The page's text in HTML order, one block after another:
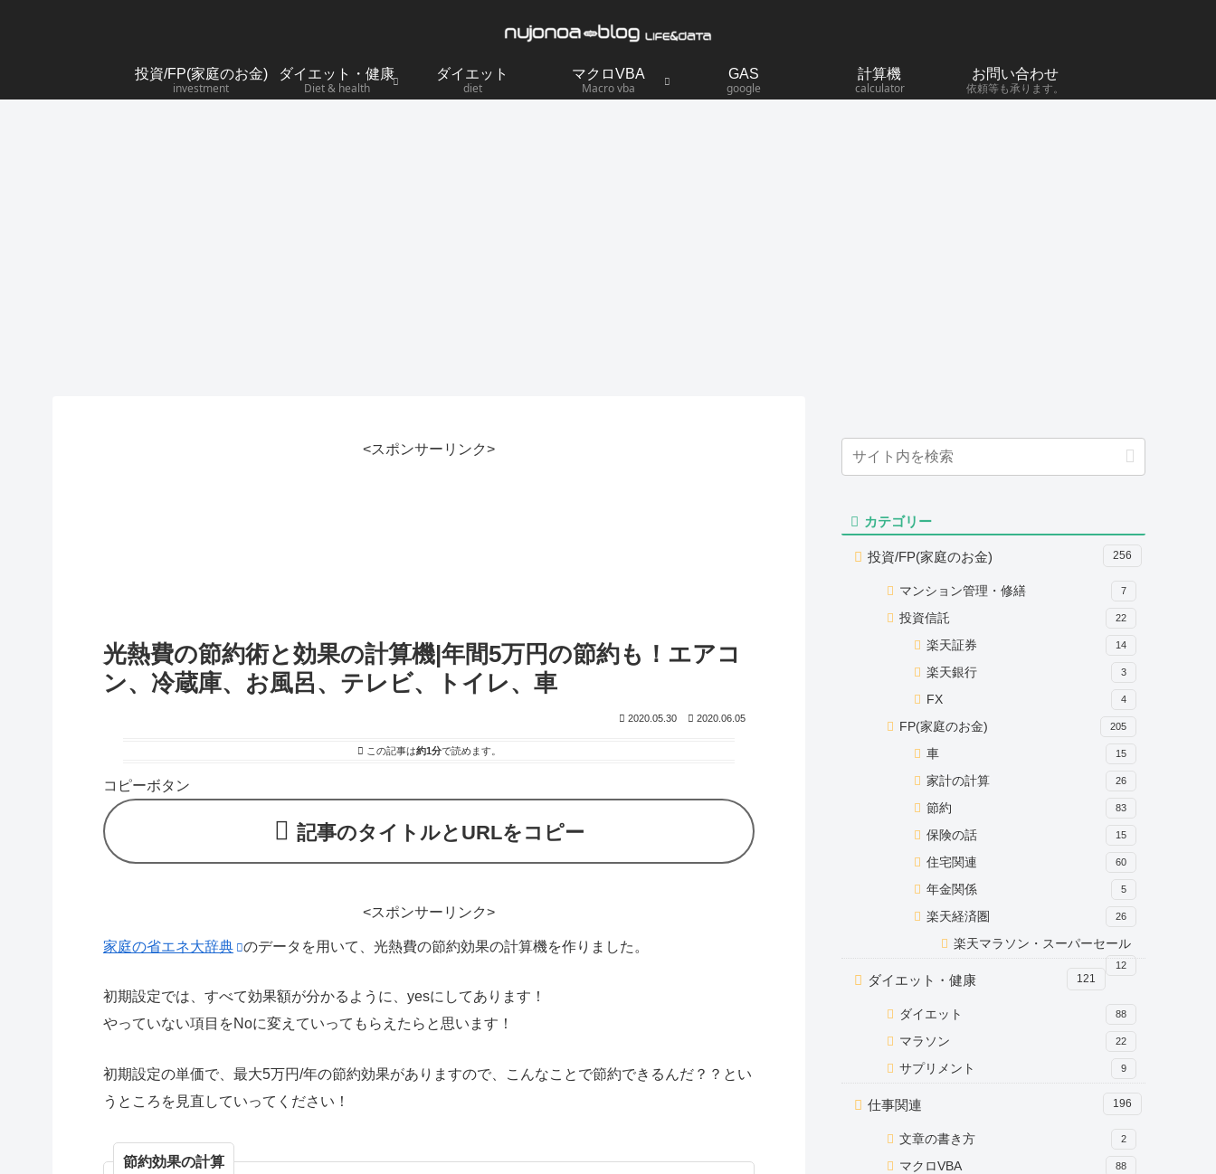
投資/FP(家庭のお金)
investment
ダイエット・健康
Diet & health
ダイエット
diet
マクロVBA
Macro vba
GAS
google
計算機
calculator
お問い合わせ
依頼等も承ります。
<スポンサーリンク>
光熱費の節約術と効果の計算機|年間5万円の節約も！エアコ
ン、冷蔵庫、お風呂、テレビ、トイレ、車
2020.05.30 2020.06.05
この記事は約1分で読めます。
コピーボタン
記事のタイトルとURLをコピー
<スポンサーリンク>
家庭の省エネ大辞典 のデータを用いて、光熱費の節約効果の計算機を作りました。
初期設定では、すべて効果額が分かるように、yesにしてあります！
やっていない項目をNoに変えていってもらえたらと思います！
初期設定の単価で、最大5万円/年の節約効果がありますので、こんなことで節約できるんだ？？とい
うところを見直していってください！
節約効果の計算
カテゴリー
投資/FP(家庭のお金) 256
マンション管理・修繕 7
投資信託 22
楽天証券 14
楽天銀行 3
FX 4
FP(家庭のお金) 205
車 15
家計の計算 26
節約 83
保険の話 15
住宅関連 60
年金関係 5
楽天経済圏 26
楽天マラソン・スーパーセール
12
ダイエット・健康 121
ダイエット 88
マラソン 22
サプリメント 9
仕事関連 196
文章の書き方 2
マクロVBA 88